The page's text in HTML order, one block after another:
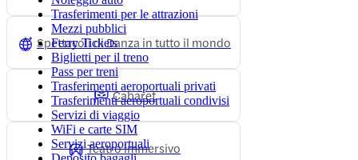
Trasferimenti per le attrazioni
Mezzi pubblici
Ferry Tickets
Biglietti per il treno
Pass per treni
Trasferimenti aeroportuali privati
Trasferimenti aeroportuali condivisi
Servizi di viaggio
WiFi e carte SIM
Servizi aeroportuali
Spettacoli di Danza in tutto il mondo
Cabaret
Teatro immersivo